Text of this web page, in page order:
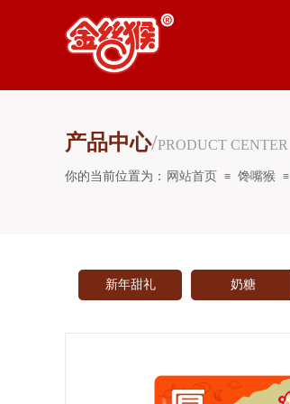
网站首页 ≡ 馋嘴猴 ≡
你的当前位置为：
产品中心/PRODUCT CENTER
新年甜礼 奶糖